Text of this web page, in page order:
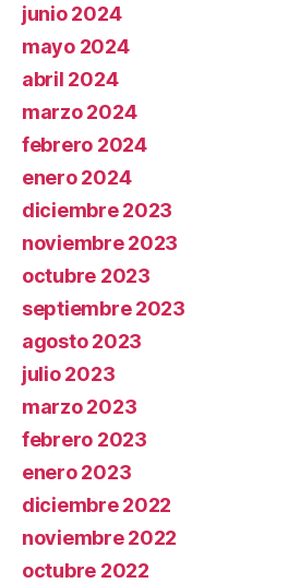
junio 2024
mayo 2024
abril 2024
marzo 2024
febrero 2024
enero 2024
diciembre 2023
noviembre 2023
octubre 2023
septiembre 2023
agosto 2023
julio 2023
marzo 2023
febrero 2023
enero 2023
diciembre 2022
noviembre 2022
octubre 2022